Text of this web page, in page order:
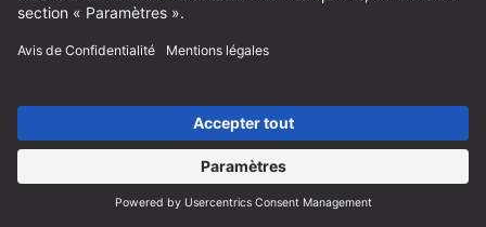
Nous concernant
Espace revendeurs
Devenir revendeur